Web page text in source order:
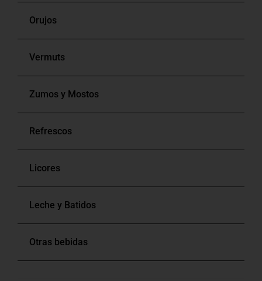
Rosados
Bag In Box
Orujos
Vermuts
Zumos y Mostos
Refrescos
Licores
Leche y Batidos
Otras bebidas